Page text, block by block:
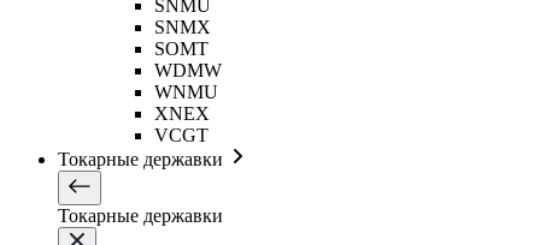
SNMU
SNMX
SOMT
WDMW
WNMU
XNEX
VCGT
Токарные державки
Токарные державки